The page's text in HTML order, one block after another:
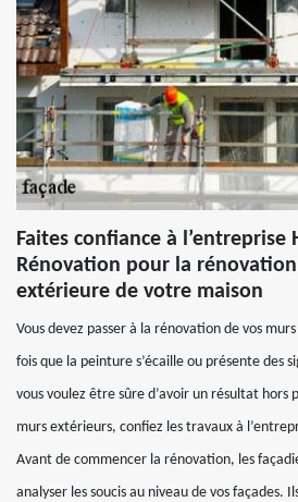
Faites confiance à l’entreprise
Rénovation pour la
extérieure de votre maison
Vous devez passer à la rénovation de vos
fois que la peinture s’écaille ou présente des
vous voulez être sûre d’avoir un résultat hors
murs extérieurs, confiez les travaux à
Avant de commencer la rénovation, les
analyser les soucis au niveau de vos façades.